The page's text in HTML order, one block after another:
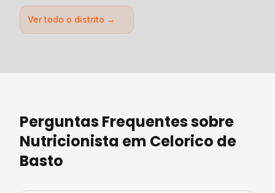
Ver todo o distrito →
Perguntas Frequentes sobre
Nutricionista em Celorico de
Basto